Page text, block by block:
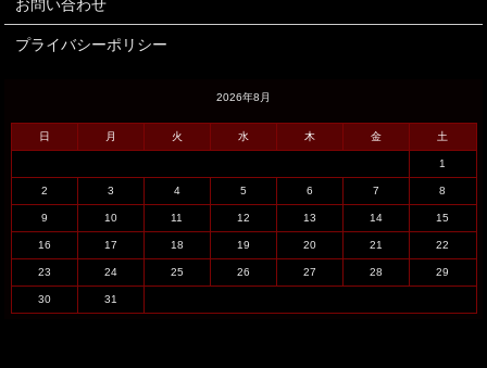
お問い合わせ
プライバシーポリシー
2026年8月
日 月 火 水 木 金 土
1
2 3 4 5 6 7 8
9 10 11 12 13 14 15
16 17 18 19 20 21 22
23 24 25 26 27 28 29
30 31